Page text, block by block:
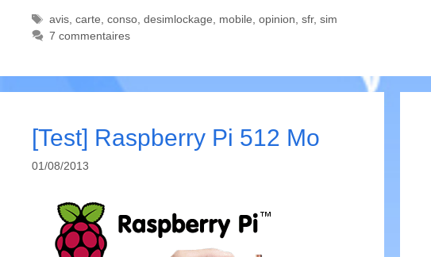
Étiquettes
avis, carte, conso, desimlockage, mobile, opinion, sfr, sim
7 commentaires
[Test] Raspberry Pi 512 Mo
01/08/2013